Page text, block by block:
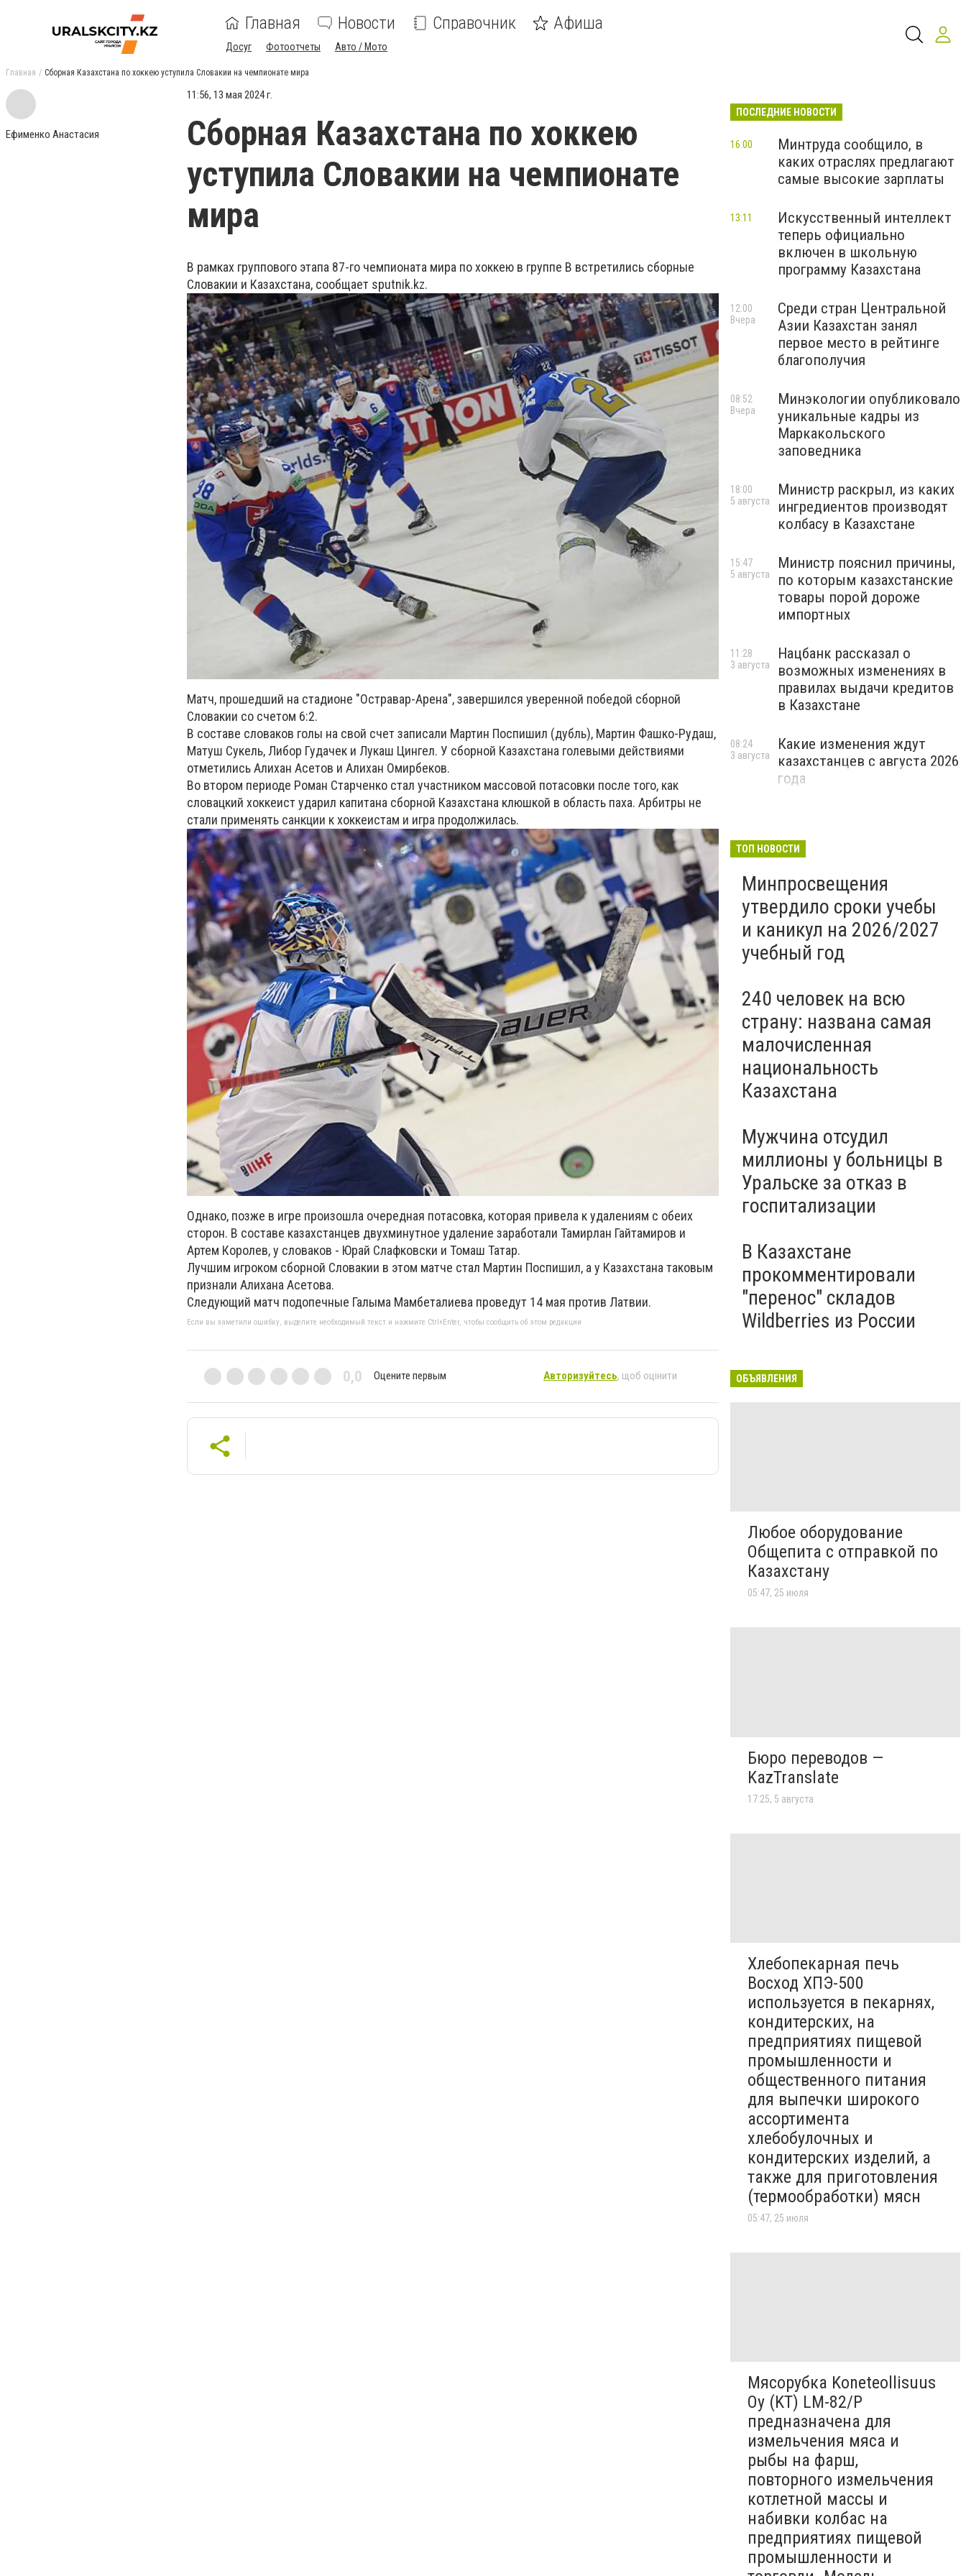
Главная Новости Справочник Афиша
Досуг Фотоотчеты Авто / Мото
Главная Сборная Казахстана по хоккею уступила Словакии на чемпионате мира
Ефименко Анастасия
11:56, 13 мая 2024 г.
Сборная Казахстана по хоккею
уступила Словакии на чемпионате
мира
В рамках группового этапа 87-го чемпионата мира по хоккею в группе В встретились сборные
Словакии и Казахстана, сообщает sputnik.kz.
Матч, прошедший на стадионе "Остравар-Арена", завершился уверенной победой сборной
Словакии со счетом 6:2.
В составе словаков голы на свой счет записали Мартин Поспишил (дубль), Мартин Фашко-Рудаш,
Матуш Сукель, Либор Гудачек и Лукаш Цингел. У сборной Казахстана голевыми действиями
отметились Алихан Асетов и Алихан Омирбеков.
Во втором периоде Роман Старченко стал участником массовой потасовки после того, как
словацкий хоккеист ударил капитана сборной Казахстана клюшкой в область паха. Арбитры не
стали применять санкции к хоккеистам и игра продолжилась.
Однако, позже в игре произошла очередная потасовка, которая привела к удалениям с обеих
сторон. В составе казахстанцев двухминутное удаление заработали Тамирлан Гайтамиров и
Артем Королев, у словаков - Юрай Слафковски и Томаш Татар.
Лучшим игроком сборной Словакии в этом матче стал Мартин Поспишил, а у Казахстана таковым
признали Алихана Асетова.
Следующий матч подопечные Галыма Мамбеталиева проведут 14 мая против Латвии.
Если вы заметили ошибку, выделите необходимый текст и нажмите Ctrl+Enter, чтобы сообщить об этом редакции
0,0 Оцените первым Авторизуйтесь, щоб оцінити
ПОСЛЕДНИЕ НОВОСТИ
Минтруда сообщило, в
каких отраслях предлагают
самые высокие зарплаты
16:00
Искусственный интеллект
теперь официально
включен в школьную
программу Казахстана
13:11
Среди стран Центральной
Азии Казахстан занял
первое место в рейтинге
благополучия
12:00
Вчера
Минэкологии опубликовало
уникальные кадры из
Маркакольского
заповедника
08:52
Вчера
Министр раскрыл, из каких
ингредиентов производят
колбасу в Казахстане
18:00
5 августа
Министр пояснил причины,
по которым казахстанские
товары порой дороже
импортных
15:47
5 августа
Нацбанк рассказал о
возможных изменениях в
правилах выдачи кредитов
в Казахстане
11:28
3 августа
Какие изменения ждут
казахстанцев с августа 2026
года
08:24
3 августа
ТОП НОВОСТИ
Минпросвещения
утвердило сроки учебы
и каникул на 2026/2027
учебный год
240 человек на всю
страну: названа самая
малочисленная
национальность
Казахстана
Мужчина отсудил
миллионы у больницы в
Уральске за отказ в
госпитализации
В Казахстане
прокомментировали
"перенос" складов
Wildberries из России
ОБЪЯВЛЕНИЯ
Любое оборудование
Общепита с отправкой по
Казахстану
05:47, 25 июля
Бюро переводов —
KazTranslate
17:25, 5 августа
Хлебопекарная печь
Восход ХПЭ-500
используется в пекарнях,
кондитерских, на
предприятиях пищевой
промышленности и
общественного питания
для выпечки широкого
ассортимента
хлебобулочных и
кондитерских изделий, а
также для приготовления
(термообработки) мясн
05:47, 25 июля
Мясорубка Koneteollisuus
Oy (KT)​ LM-82/P
предназначена для
измельчения мяса и
рыбы на фарш,
повторного измельчения
котлетной массы и
набивки колбас на
предприятиях пищевой
промышленности и